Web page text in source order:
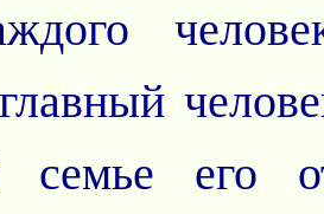
семье его